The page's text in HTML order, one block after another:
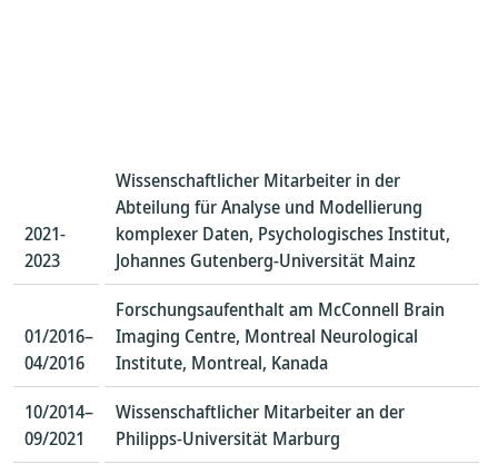
2021-
2023
Wissenschaftlicher Mitarbeiter in der
Abteilung für Analyse und Modellierung
komplexer Daten, Psychologisches Institut,
Johannes Gutenberg-Universität Mainz
01/2016–
04/2016
Forschungsaufenthalt am McConnell Brain
Imaging Centre, Montreal Neurological
Institute, Montreal, Kanada
10/2014–
09/2021
Wissenschaftlicher Mitarbeiter an der
Philipps-Universität Marburg